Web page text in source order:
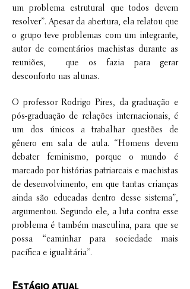
um problema estrutural que todos devem
resolver”. Apesar da abertura, ela relatou que
o grupo teve problemas com um integrante,
autor de comentários machistas durante as
reuniões, que os fazia para gerar
desconforto nas alunas.
O professor Rodrigo Pires, da graduação e
pós-graduação de relações internacionais, é
um dos únicos a trabalhar questões de
gênero em sala de aula. “Homens devem
debater feminismo, porque o mundo é
marcado por histórias patriarcais e machistas
de desenvolvimento, em que tantas crianças
ainda são educadas dentro desse sistema”,
argumentou. Segundo ele, a luta contra esse
problema é também masculina, para que se
possa “caminhar para sociedade mais
pacífica e igualitária”.
Estágio atual